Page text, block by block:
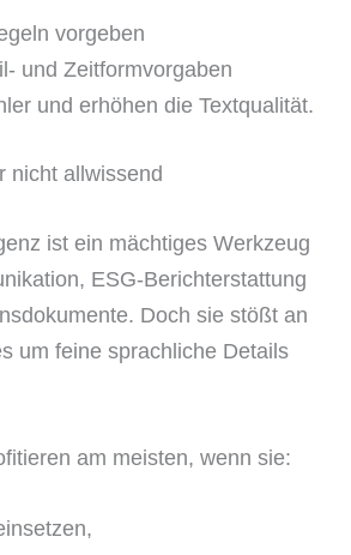
vorgeben
und Zeitformvorgaben
und erhöhen die Textqualität.
nicht allwissend
ist ein mächtiges Werkzeug
ESG-Berichterstattung
Doch sie stößt an
um feine sprachliche Details
am meisten, wenn sie: